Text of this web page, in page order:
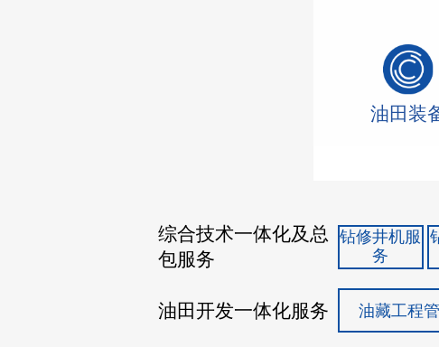
油田装
综合技术一体化及总
包服务
钻修井机服
务
油田开发一体化服务 油藏工程